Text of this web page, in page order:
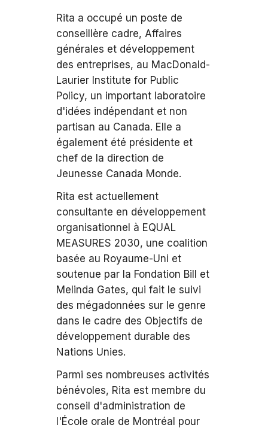
Rita a occupé un poste de
conseillère cadre, Affaires
générales et développement
des entreprises, au MacDonald-
Laurier Institute for Public
Policy, un important laboratoire
d'idées indépendant et non
partisan au Canada. Elle a
également été présidente et
chef de la direction de
Jeunesse Canada Monde.
Rita est actuellement
consultante en développement
organisationnel à EQUAL
MEASURES 2030, une coalition
basée au Royaume-Uni et
soutenue par la Fondation Bill et
Melinda Gates, qui fait le suivi
des mégadonnées sur le genre
dans le cadre des Objectifs de
développement durable des
Nations Unies.
Parmi ses nombreuses activités
bénévoles, Rita est membre du
conseil d'administration de
l'École orale de Montréal pour